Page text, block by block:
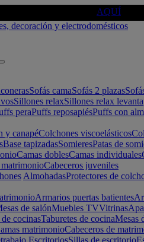
AQUÍ
Sofás camaSofás 2 plazas
Sillones relaxSillones relax
peraPuffs reposapiésPuffs con
y canapéColchones viscoelásticos
Base tapizadasSomieresPatas de
Camas doblesCamas individuales
matrimonioCabeceros juveniles
AlmohadasProtectores de
Armarios puertas batientes
de salónMuebles TVVitrinas
cocinasTaburetes de cocinaMesas
matrimonioCabeceros de
EscritoriosSillas de escritorio